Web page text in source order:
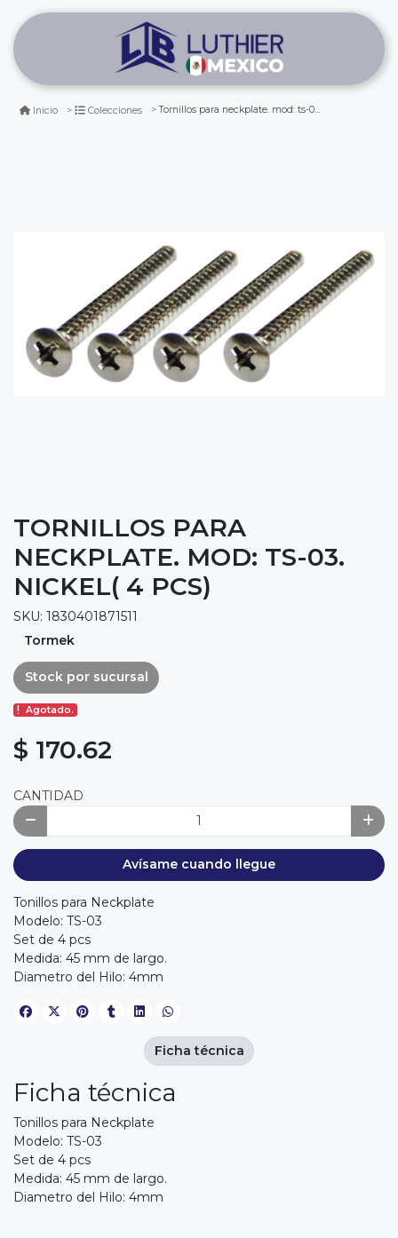
Inicio Colecciones Tornillos para neckplate. mod: ts-03. nickel( 4 pcs)
TORNILLOS PARA
NECKPLATE. MOD: TS-03.
NICKEL( 4 PCS)
SKU: 1830401871511
Tormek
Stock por sucursal
Agotado.
$ 170.62
CANTIDAD
Avísame cuando llegue
Tonillos para Neckplate
Modelo: TS-03
Set de 4 pcs
Medida: 45 mm de largo.
Diametro del Hilo: 4mm
Ficha técnica
Tonillos para Neckplate
Modelo: TS-03
Set de 4 pcs
Medida: 45 mm de largo.
Diametro del Hilo: 4mm
Ficha técnica